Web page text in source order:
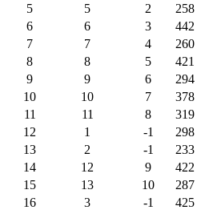
5
5 2 258
6
6 3 442
7
7 4 260
8
8 5 421
9
9 6 294
10
10 7 378
11
11 8 319
12
1 -1 298
13
2 -1 233
14
12 9 422
15
13 10 287
16
3 -1 425